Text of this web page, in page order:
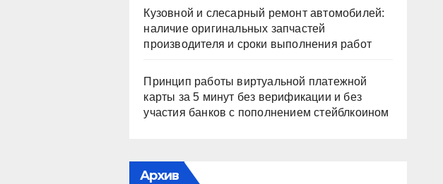
Кузовной и слесарный ремонт автомобилей:
наличие оригинальных запчастей
производителя и сроки выполнения работ
Принцип работы виртуальной платежной
карты за 5 минут без верификации и без
участия банков с пополнением стейблкоином
Архив